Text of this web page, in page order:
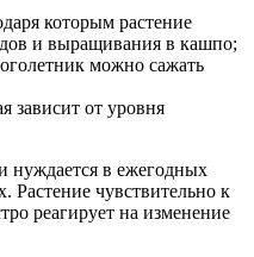
которым растение
и выращивания в кашпо;
можно сажать
зависит от уровня
нуждается в ежегодных
Растение чувствительно к
реагирует на изменение